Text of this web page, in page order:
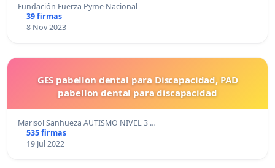
Fundación Fuerza Pyme Nacional
39 firmas
8 Nov 2023
GES pabellon dental para Discapacidad, PAD
pabellon dental para discapacidad
Marisol Sanhueza AUTISMO NIVEL 3 …
535 firmas
19 Jul 2022